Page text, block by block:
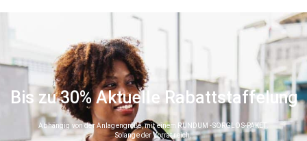
Bis zu 30% Aktuelle Rabattstaffelung
Abhängig von der Anlagengröße, mit einem RUNDUM -SORGLOS-PAKET.
Solange der Vorrat reich.